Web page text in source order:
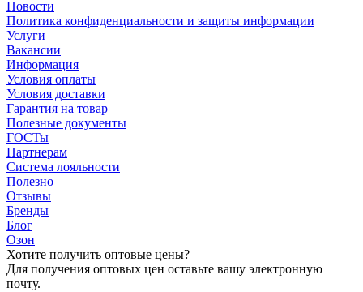
Новости
Политика конфиденциальности и защиты информации
Услуги
Вакансии
Информация
Условия оплаты
Условия доставки
Гарантия на товар
Полезные документы
ГОСТы
Партнерам
Система лояльности
Полезно
Отзывы
Бренды
Блог
Озон
Хотите получить оптовые цены?
Для получения оптовых цен оставьте вашу электронную
почту.